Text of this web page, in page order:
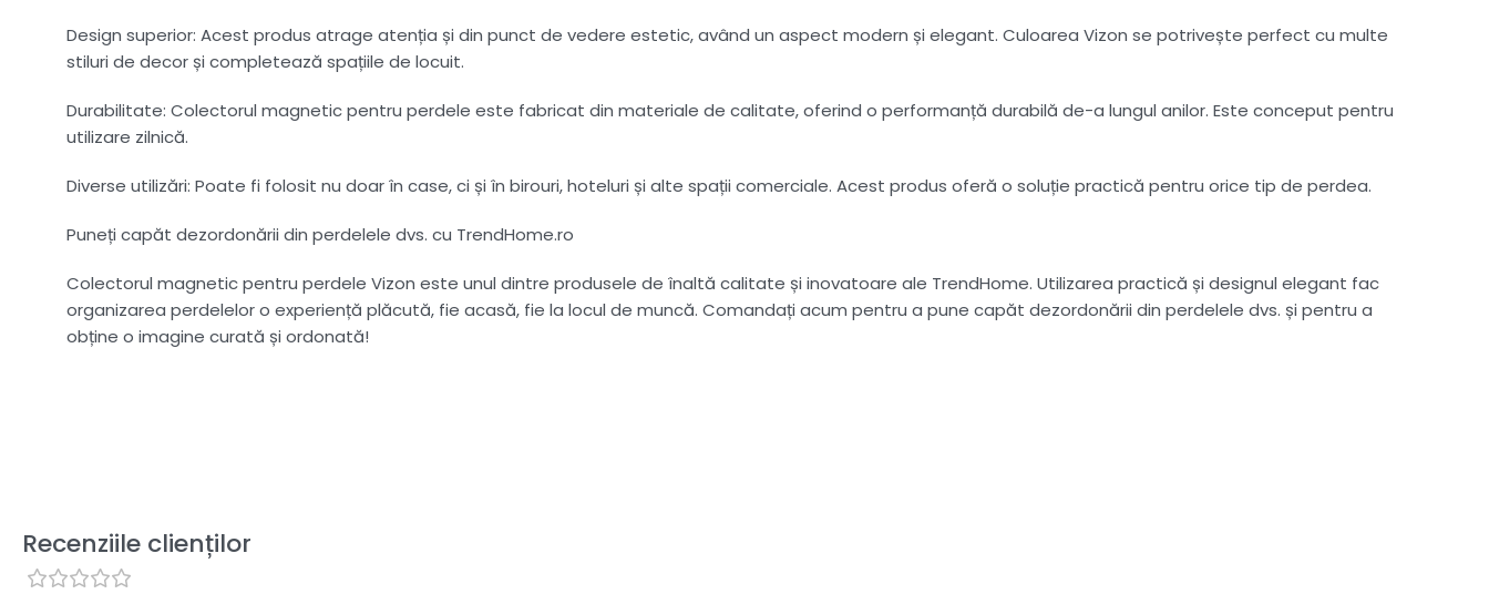
Design superior: Acest produs atrage atenția și din punct de vedere estetic, având un aspect modern și elegant. Culoarea Vizon se potrivește perfect cu multe
stiluri de decor și completează spațiile de locuit.
Durabilitate: Colectorul magnetic pentru perdele este fabricat din materiale de calitate, oferind o performanță durabilă de-a lungul anilor. Este conceput pentru
utilizare zilnică.
Diverse utilizări: Poate fi folosit nu doar în case, ci și în birouri, hoteluri și alte spații comerciale. Acest produs oferă o soluție practică pentru orice tip de perdea.
Puneți capăt dezordonării din perdelele dvs. cu TrendHome.ro
Colectorul magnetic pentru perdele Vizon este unul dintre produsele de înaltă calitate și inovatoare ale TrendHome. Utilizarea practică și designul elegant fac
organizarea perdelelor o experiență plăcută, fie acasă, fie la locul de muncă. Comandați acum pentru a pune capăt dezordonării din perdelele dvs. și pentru a
obține o imagine curată și ordonată!
Recenziile clienților